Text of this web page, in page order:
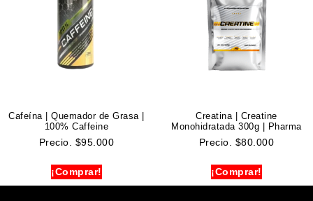
Cafeína | Quemador de Grasa |
100% Caffeine
Precio. $95.000
¡Comprar!
Creatina | Creatine
Monohidratada 300g | Pharma
Precio. $80.000
¡Comprar!